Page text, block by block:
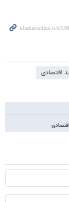
اقتصادی